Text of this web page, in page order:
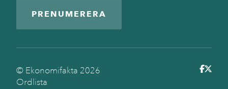
PRENUMERERA
© Ekonomifakta 2026
Ordlista